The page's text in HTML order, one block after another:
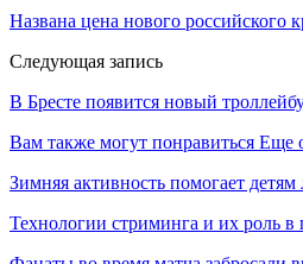
Названа цена нового российского
Следующая запись
В Бресте появится новый
Вам также могут понравиться Еще
Зимняя активность помогает
Технологии стриминга и их роль в